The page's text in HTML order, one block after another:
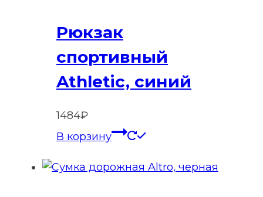
Рюкзак
спортивный
Athletic, синий
1484₽
В корзину